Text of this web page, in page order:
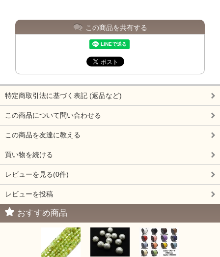
この商品を共有する
特定商取引法に基づく表記 (返品など)
この商品について問い合わせる
この商品を友達に教える
買い物を続ける
レビューを見る(0件)
レビューを投稿
おすすめ商品